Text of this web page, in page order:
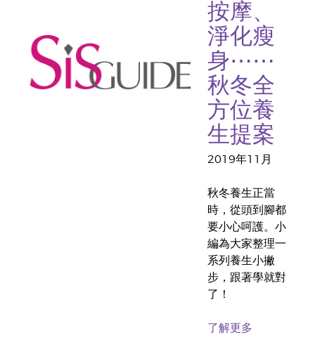
按摩、
淨化瘦
身⋯⋯
秋冬全
方位養
生提案
2019年11月
秋冬養生正當
時，從頭到腳都
要小心呵護。小
編為大家整理一
系列養生小撇
步，跟著學就對
了！
了解更多